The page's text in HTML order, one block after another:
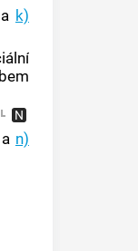
a k)
a n)